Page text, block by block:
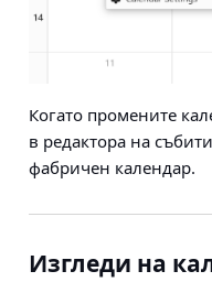
Когато промените
в редактора на
фабричен календар.
Изгледи на